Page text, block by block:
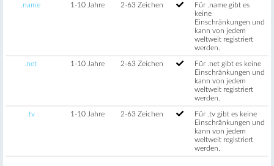
.name 1-10 Jahre 2-63 Zeichen
Für .name gibt es
keine
Einschränkungen und
kann von jedem
weltweit registriert
werden.
.net 1-10 Jahre 2-63 Zeichen
Für .net gibt es keine
Einschränkungen und
kann von jedem
weltweit registriert
werden.
.tv 1-10 Jahre 2-63 Zeichen
Für .tv gibt es keine
Einschränkungen und
kann von jedem
weltweit registriert
werden.